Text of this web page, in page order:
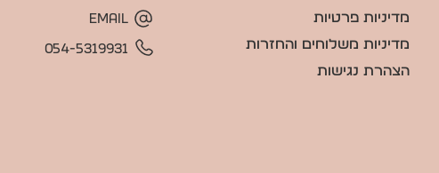
מדיניות פרטיות
מדיניות משלוחים והחזרות
הצהרת נגישות
Email
054-5319931